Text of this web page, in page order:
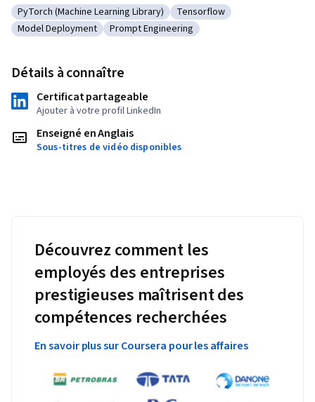
Catégorie : PyTorch (Machine Learning Library)
PyTorch (Machine Learning Library) Catégorie : Tensorflow
Tensorflow
Catégorie : Model Deployment
Model Deployment Catégorie : Prompt Engineering
Prompt Engineering
Détails à connaître
Certificat partageable
Ajouter à votre profil LinkedIn
Enseigné en Anglais
Sous-titres de vidéo disponibles
Découvrez comment les
employés des entreprises
prestigieuses maîtrisent des
compétences recherchées
En savoir plus sur Coursera pour les affaires